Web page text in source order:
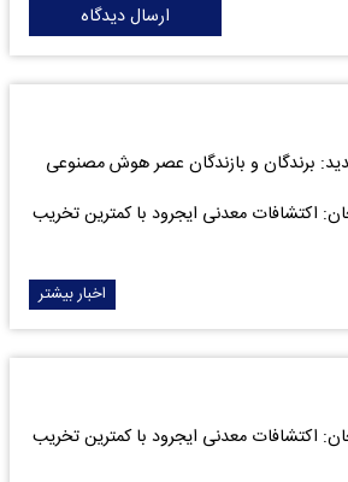
ارسال دیدگاه
برندگان و بازندگان عصر هوش مصنوعی
اکتشافات معدنی ایجرود با کمترین تخریب
اخبار بیشتر
اکتشافات معدنی ایجرود با کمترین تخریب